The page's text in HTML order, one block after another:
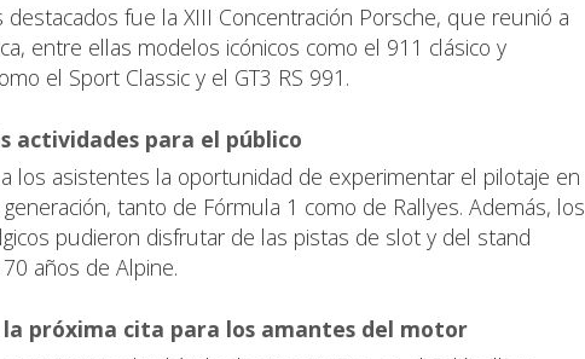
fue la XIII Concentración Porsche, que reunió a
entre ellas modelos icónicos como el 911 clásico y
el Sport Classic y el GT3 RS 991.
actividades para el público
a los asistentes la oportunidad de experimentar el pilotaje en
tanto de Fórmula 1 como de Rallyes. Además, los
pudieron disfrutar de las pistas de slot y del stand
años de Alpine.
la próxima cita para los amantes del motor